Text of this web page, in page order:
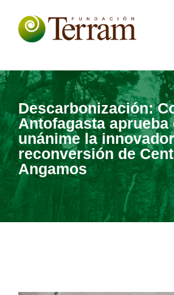
Descarbonización:
Antofagasta aprueba
unánime la
reconversión de
Angamos